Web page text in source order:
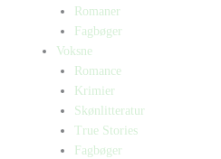
Romaner
Fagbøger
Voksne
Romance
Krimier
Skønlitteratur
True Stories
Fagbøger